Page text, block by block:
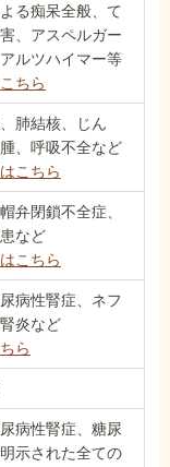
る痴呆全般、て
、アスペルガー
ルツハイマー等
ちら
肺結核、じん
、呼吸不全など
こちら
弁閉鎖不全症、
など
こちら
病性腎症、ネフ
炎など
ら
病性腎症、糖尿
示された全ての